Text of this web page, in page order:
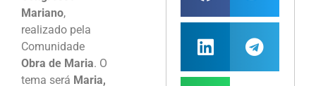
Mariano,
realizado pela
Comunidade
Obra de Maria. O
tema será Maria,